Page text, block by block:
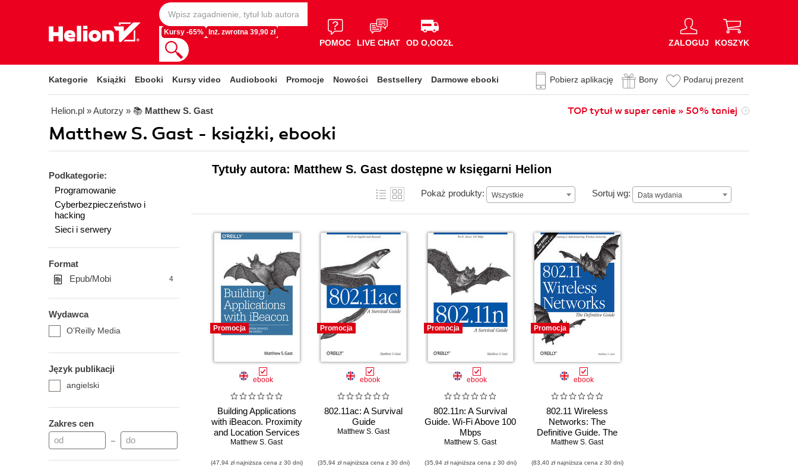
Kursy -65% Inż. zwrotna 39,90 zł
POMOC LIVE CHAT OD O,OOZŁ ZALOGUJ KOSZYK
Kategorie Książki Ebooki Kursy video Audiobooki Promocje Nowości Bestsellery Darmowe ebooki Pobierz aplikację Bony Podaruj prezent
Helion.pl » Autorzy » 📚 Matthew S. Gast TOP tytuł w super cenie » 50% taniej
Matthew S. Gast - książki, ebooki
Podkategorie:
Programowanie
Cyberbezpieczeństwo i
hacking
Sieci i serwery
Format
Epub/Mobi
4
Wydawca
O'Reilly Media
Język publikacji
angielski
Zakres cen
–
Tytuły autora: Matthew S. Gast dostępne w księgarni Helion
Pokaż produkty: Wszystkie Sortuj wg: Data wydania
Data wydania
Promocja
ebook
Building Applications
with iBeacon. Proximity
and Location Services
with Bluetooth Low
Matthew S. Gast
(47,94 zł najniższa cena z 30 dni)
Promocja
ebook
802.11ac: A Survival
Guide
Matthew S. Gast
(35,94 zł najniższa cena z 30 dni)
Promocja
ebook
802.11n: A Survival
Guide. Wi-Fi Above 100
Mbps
Matthew S. Gast
(35,94 zł najniższa cena z 30 dni)
Promocja
ebook
802.11 Wireless
Networks: The
Definitive Guide. The
Definitive Guide. 2nd
Matthew S. Gast
(83,40 zł najniższa cena z 30 dni)